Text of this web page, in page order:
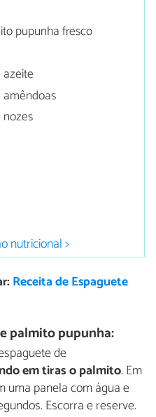
pupunha fresco
nutricional >
Receita de Espaguete
palmito pupunha:
de
em tiras o palmito. Em
uma panela com água e
Escorra e reserve.